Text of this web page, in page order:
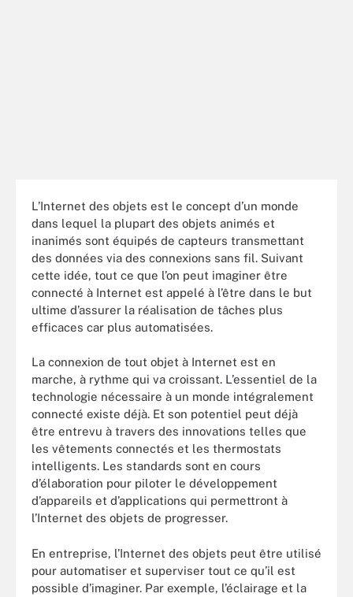
L’Internet des objets est le concept d’un monde
dans lequel la plupart des objets animés et
inanimés sont équipés de capteurs transmettant
des données via des connexions sans fil. Suivant
cette idée, tout ce que l’on peut imaginer être
connecté à Internet est appelé à l’être dans le but
ultime d’assurer la réalisation de tâches plus
efficaces car plus automatisées.
La connexion de tout objet à Internet est en
marche, à rythme qui va croissant. L’essentiel de la
technologie nécessaire à un monde intégralement
connecté existe déjà. Et son potentiel peut déjà
être entrevu à travers des innovations telles que
les vêtements connectés et les thermostats
intelligents. Les standards sont en cours
d’élaboration pour piloter le développement
d’appareils et d’applications qui permettront à
l’Internet des objets de progresser.
En entreprise, l’Internet des objets peut être utilisé
pour automatiser et superviser tout ce qu’il est
possible d’imaginer. Par exemple, l’éclairage et la